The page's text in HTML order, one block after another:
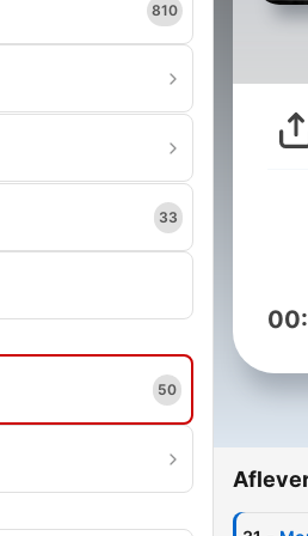
810
33
50